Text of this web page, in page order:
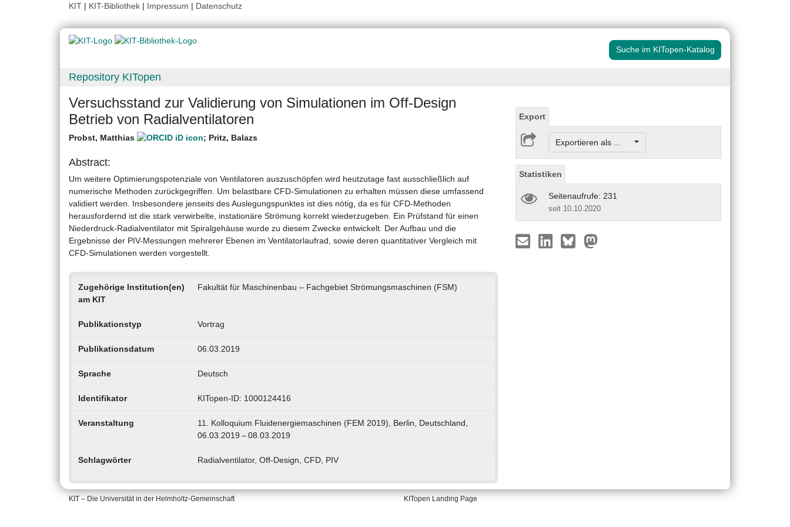
KIT | KIT-Bibliothek | Impressum | Datenschutz
Suche im KITopen-Katalog
Repository KITopen
Versuchsstand zur Validierung von Simulationen im Off-Design
Betrieb von Radialventilatoren
Probst, Matthias ; Pritz, Balazs
Abstract:
Um weitere Optimierungspotenziale von Ventilatoren auszuschöpfen wird heutzutage fast ausschließlich auf
numerische Methoden zurückgegriffen. Um belastbare CFD-Simulationen zu erhalten müssen diese umfassend
validiert werden. Insbesondere jenseits des Auslegungspunktes ist dies nötig, da es für CFD-Methoden
herausfordernd ist die stark verwirbelte, instationäre Strömung korrekt wiederzugeben. Ein Prüfstand für einen
Niederdruck-Radialventilator mit Spiralgehäuse wurde zu diesem Zwecke entwickelt. Der Aufbau und die
Ergebnisse der PIV-Messungen mehrerer Ebenen im Ventilatorlaufrad, sowie deren quantitativer Vergleich mit
CFD-Simulationen werden vorgestellt.
Zugehörige Institution(en)
am KIT
Fakultät für Maschinenbau – Fachgebiet Strömungsmaschinen (FSM)
Publikationstyp Vortrag
Publikationsdatum 06.03.2019
Sprache Deutsch
Identifikator KITopen-ID: 1000124416
Veranstaltung
11. Kolloquium Fluidenergiemaschinen (FEM 2019), Berlin, Deutschland,
06.03.2019 – 08.03.2019
Schlagwörter Radialventilator, Off-Design, CFD, PIV
Export
Exportieren als ...
Statistiken
Seitenaufrufe: 231
seit 10.10.2020
KIT – Die Universität in der Helmholtz-Gemeinschaft KITopen Landing Page